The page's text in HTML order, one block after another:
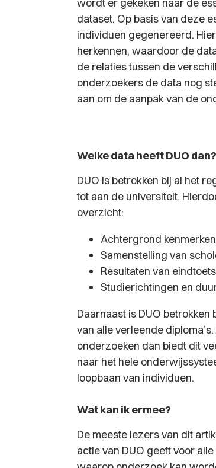
dataset. Op basis van deze
individuen gegenereerd.
herkennen, waardoor de
de relaties tussen de
onderzoekers de data nog
aan om de aanpak van de
Welke data heeft DUO dan?
DUO is betrokken bij al het
tot aan de universiteit.
overzicht:
Achtergrond
Samenstelling van
Resultaten van
Studierichtingen en
Daarnaast is DUO
van alle verleende
onderzoeken dan biedt dit
naar het hele
loopbaan van individuen.
Wat kan ik ermee?
De meeste lezers van dit
actie van DUO geeft voor